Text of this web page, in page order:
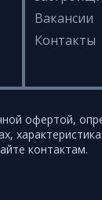
Вакансии
Контакты
офертой,
контактам.